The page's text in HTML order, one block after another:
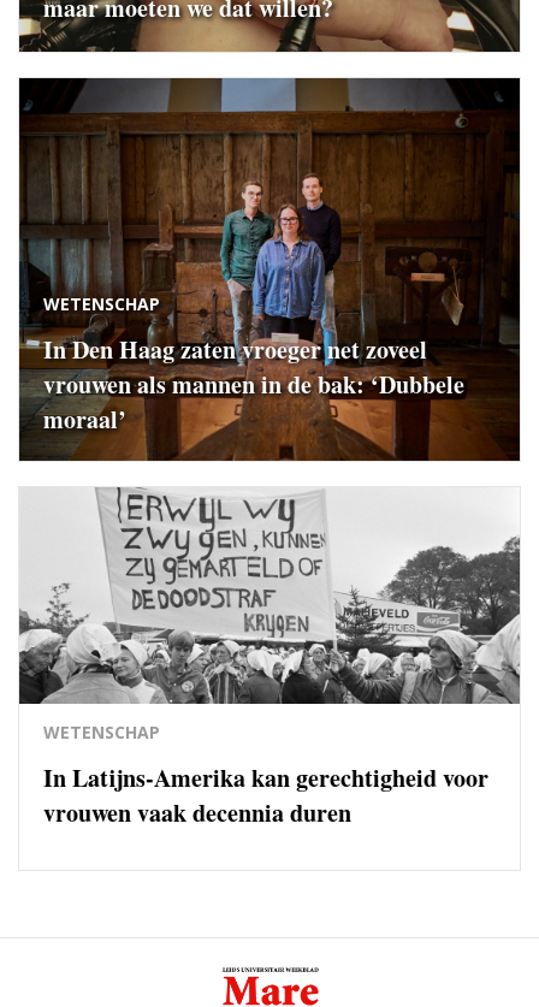
maar moeten we dat willen?
WETENSCHAP
In Den Haag zaten vroeger net zoveel
vrouwen als mannen in de bak: ‘Dubbele
moraal’
WETENSCHAP
In Latijns-Amerika kan gerechtigheid voor
vrouwen vaak decennia duren